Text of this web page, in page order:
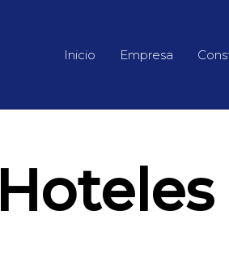
Inicio Empresa
Hoteles